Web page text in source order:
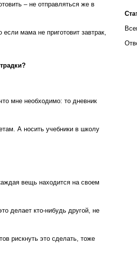
– не отправляться же в
мама не приготовит завтрак,
мне необходимо: то дневник
А носить учебники в школу
вещь находится на своем
делает кто-нибудь другой, не
рискнуть это сделать, тоже